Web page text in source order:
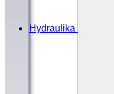
Hydraulika